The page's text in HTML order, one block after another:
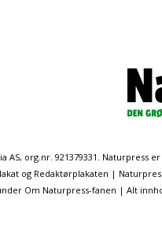
AS, org.nr. 921379331.
og Redaktørplakaten |
Om Naturpress-fanen | Alt